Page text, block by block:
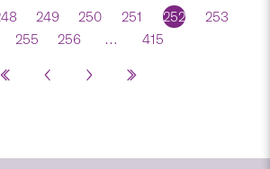
249 250 251 252
253
255 256 … 415